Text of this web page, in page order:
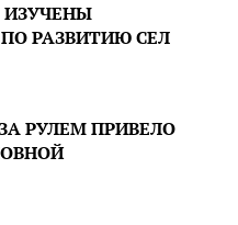
ИЗУЧЕНЫ
РАЗВИТИЮ СЕЛ
РУЛЕМ ПРИВЕЛО